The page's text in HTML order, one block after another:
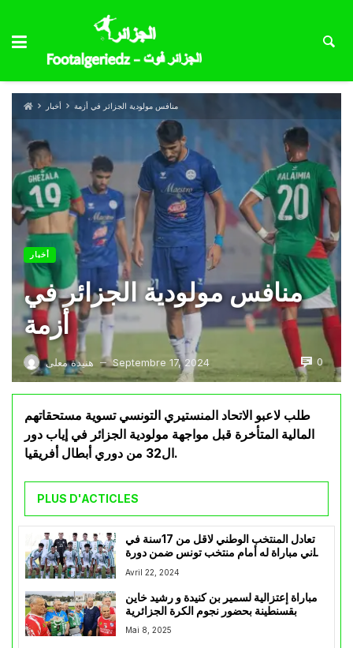
أخبار منافس مولودية الجزائر في أزمة
أخبار
منافس مولودية الجزائر في
أزمة
هنيدة معلى — Septembre 17, 2024 0
طلب لاعبو الاتحاد المنستيري التونسي تسوية مستحقاتهم
المالية المتأخرة قبل مواجهة مولودية الجزائر في إياب دور
ال32 من دوري أبطال أفريقيا.
PLUS D'ACTICLES
تعادل المنتخب الوطني لاقل من 17سنة في
ثاني مباراة له أمام منتخب تونس ضمن دورة
لوناف
Avril 22, 2024
مباراة إعتزالية لسمير بن كنيدة و رشيد خاين
بقسنطينة بحضور نجوم الكرة الجزائرية
Mai 8, 2025